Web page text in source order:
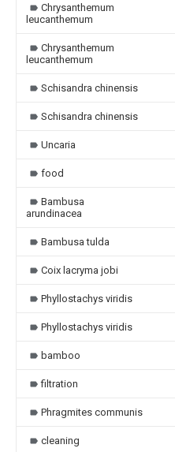
Chrysanthemum
leucanthemum
Chrysanthemum
leucanthemum
Schisandra chinensis
Schisandra chinensis
Uncaria
food
Bambusa
arundinacea
Bambusa tulda
Coix lacryma jobi
Phyllostachys viridis
Phyllostachys viridis
bamboo
filtration
Phragmites communis
cleaning